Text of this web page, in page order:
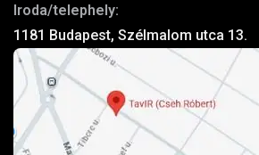
Iroda/telephely:
1181 Budapest, Szélmalom utca 13.